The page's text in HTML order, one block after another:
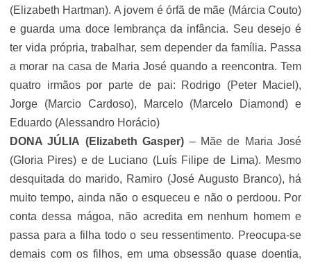
(Elizabeth Hartman). A jovem é órfã de mãe (Márcia Couto)
e guarda uma doce lembrança da infância. Seu desejo é
ter vida própria, trabalhar, sem depender da família. Passa
a morar na casa de Maria José quando a reencontra. Tem
quatro irmãos por parte de pai: Rodrigo (Peter Maciel),
Jorge (Marcio Cardoso), Marcelo (Marcelo Diamond) e
Eduardo (Alessandro Horácio)
DONA JÚLIA (Elizabeth Gasper) – Mãe de Maria José
(Gloria Pires) e de Luciano (Luís Filipe de Lima). Mesmo
desquitada do marido, Ramiro (José Augusto Branco), há
muito tempo, ainda não o esqueceu e não o perdoou. Por
conta dessa mágoa, não acredita em nenhum homem e
passa para a filha todo o seu ressentimento. Preocupa-se
demais com os filhos, em uma obsessão quase doentia,